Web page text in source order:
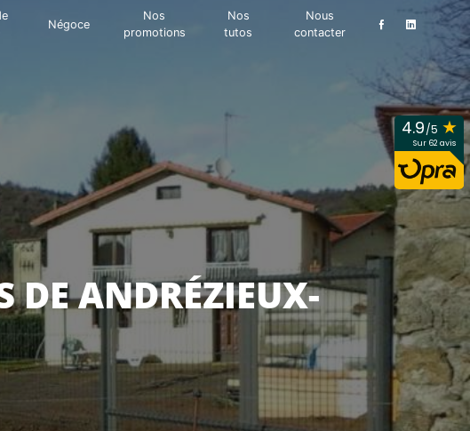
Négoce
Nos
promotions
Nos
tutos
Nous
contacter
DE ANDRÉZIEUX-
4.9/5 ★
Sur 62 avis